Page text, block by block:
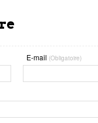
E-mail (Obligatoire)